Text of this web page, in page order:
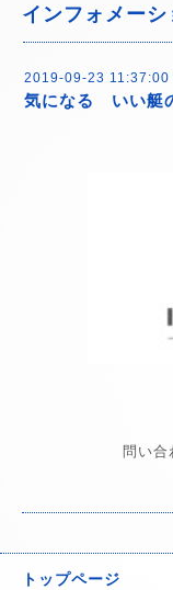
インフォメーシ
2019-09-23 11:37:00
気になる いい艇
問い
トップページ